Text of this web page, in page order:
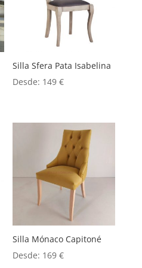
Silla Sfera Pata Isabelina
Desde: 149€
Silla Mónaco Capitoné
Desde: 169€